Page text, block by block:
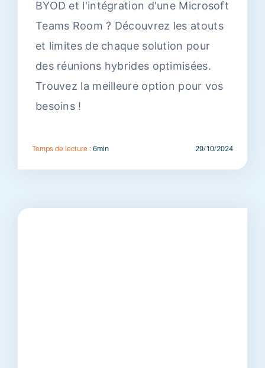
BYOD et l'intégration d'une Microsoft
Teams Room ? Découvrez les atouts
et limites de chaque solution pour
des réunions hybrides optimisées.
Trouvez la meilleure option pour vos
besoins !
Temps de lecture : 6min 29/10/2024